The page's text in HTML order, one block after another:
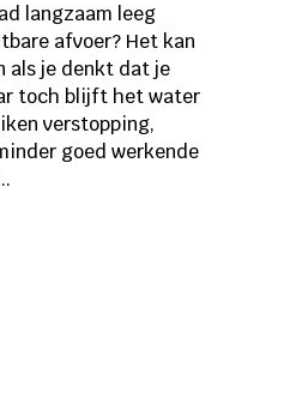
langzaam leeg
afvoer? Het kan
als je denkt dat je
toch blijft het water
verstopping,
goed werkende